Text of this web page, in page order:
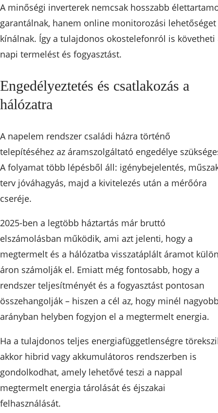
A minőségi inverterek nemcsak hosszabb
garantálnak, hanem online monitorozási
kínálnak. Így a tulajdonos okostelefonról is követheti
napi termelést és fogyasztást.
Engedélyeztetés és csatlakozás a
hálózatra
A napelem rendszer családi házra történő
telepítéséhez az áramszolgáltató engedélye
A folyamat több lépésből áll: igénybejelentés,
terv jóváhagyás, majd a kivitelezés után a mérőóra
cseréje.
2025-ben a legtöbb háztartás már bruttó
elszámolásban működik, ami azt jelenti, hogy a
megtermelt és a hálózatba visszatáplált áramot
áron számolják el. Emiatt még fontosabb, hogy a
rendszer teljesítményét és a fogyasztást pontosan
összehangolják – hiszen a cél az, hogy minél
arányban helyben fogyjon el a megtermelt energia.
Ha a tulajdonos teljes energiafüggetlenségre
akkor hibrid vagy akkumulátoros rendszerben is
gondolkodhat, amely lehetővé teszi a nappal
megtermelt energia tárolását és éjszakai
felhasználását.